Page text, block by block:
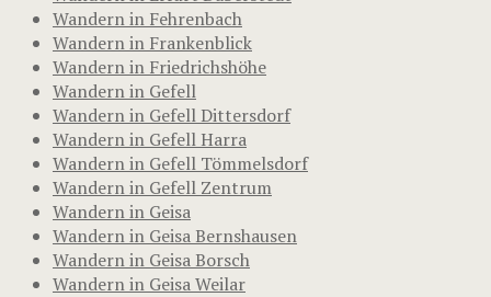
Wandern in Fehrenbach
Wandern in Frankenblick
Wandern in Friedrichshöhe
Wandern in Gefell
Wandern in Gefell Dittersdorf
Wandern in Gefell Harra
Wandern in Gefell Tömmelsdorf
Wandern in Gefell Zentrum
Wandern in Geisa
Wandern in Geisa Bernshausen
Wandern in Geisa Borsch
Wandern in Geisa Weilar